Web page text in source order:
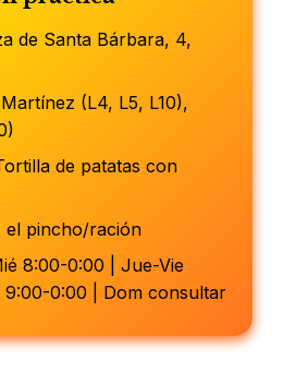
de Santa Bárbara, 4,
(L4, L5, L10),
de patatas con
el pincho/ración
8:00-0:00 | Jue-Vie
9:00-0:00 | Dom consultar